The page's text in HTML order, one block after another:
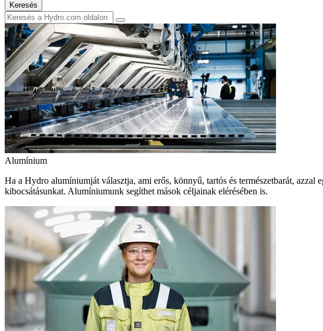
Keresés
Alumínium
Ha a Hydro alumíniumját választja, ami erős, könnyű, tartós és természetbarát,
kibocsátásunkat. Alumíniumunk segíthet mások céljainak elérésében is.